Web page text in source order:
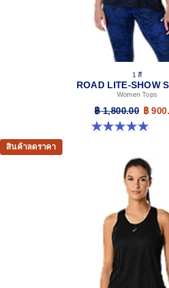
1 สี
ROAD LITE-SHOW
Women Tops
฿ 1,800.00 ฿
5.0 จาก 5 ดาว 2 รีวิว
สินค้าลดราคา